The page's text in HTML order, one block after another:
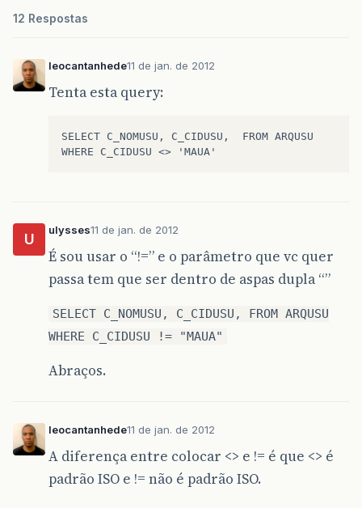
12 Respostas
leocantanhede11 de jan. de 2012
Tenta esta query:
SELECT C_NOMUSU, C_CIDUSU,  FROM ARQUSU
U
ulysses11 de jan. de 2012
É sou usar o “!=” e o parâmetro que vc quer
passa tem que ser dentro de aspas dupla “”
SELECT C_NOMUSU, C_CIDUSU, FROM ARQUSU
WHERE C_CIDUSU != "MAUA"
Abraços.
leocantanhede11 de jan. de 2012
A diferença entre colocar <> e != é que <> é
padrão ISO e != não é padrão ISO.